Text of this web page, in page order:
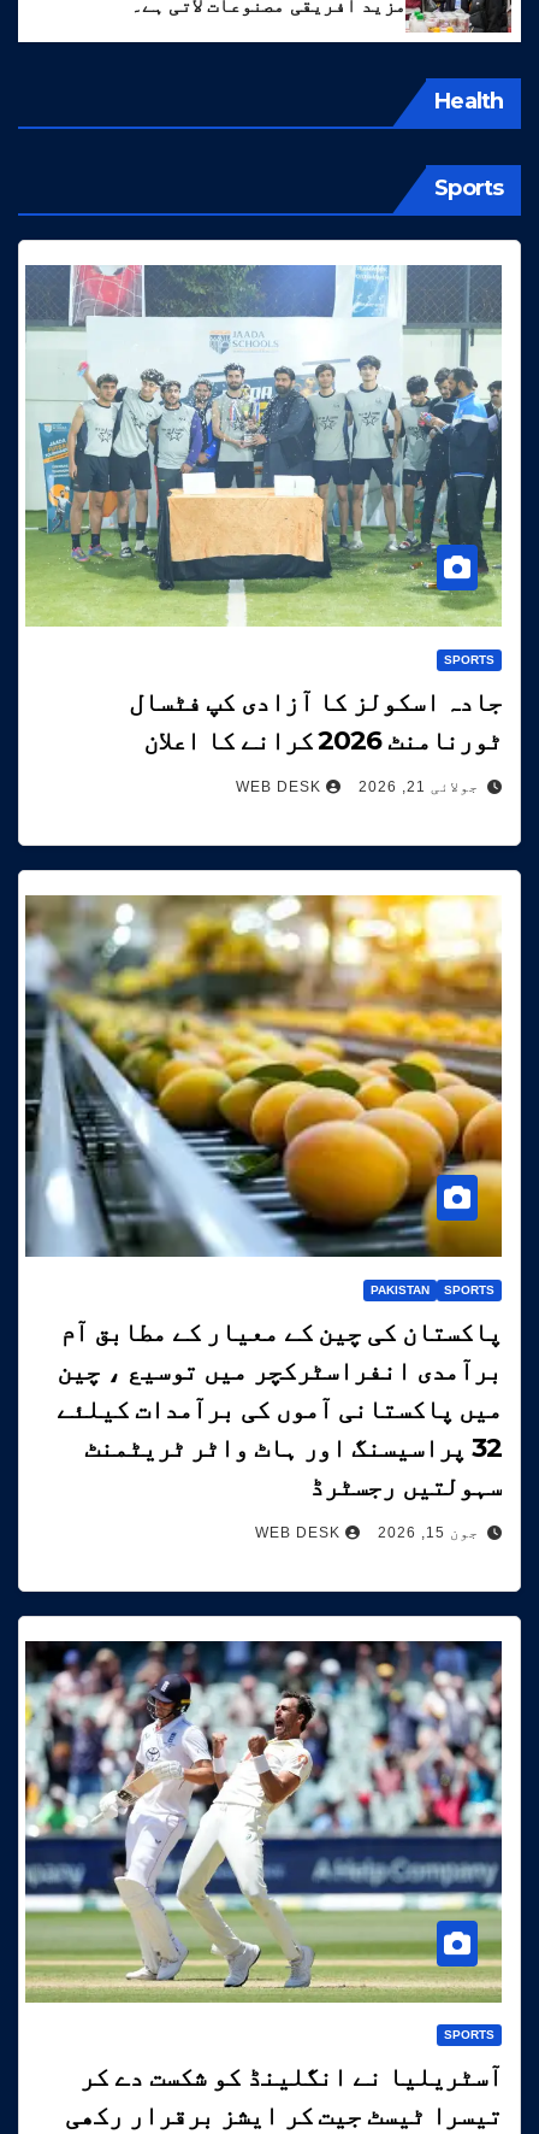
مزید افریقی مصنوعات لاتی ہے۔
Health
Sports
SPORTS
جادہ اسکولز کا آزادی کپ فٹسال
ٹورنامنٹ 2026 کرانے کا اعلان
جولائی 21, 2026 WEB DESK
SPORTS
PAKISTAN
پاکستان کی چین کے معیار کے مطابق آم
برآمدی انفراسٹرکچر میں توسیع ، چین
میں پاکستانی آموں کی برآمدات کیلئے
32 پراسیسنگ اور ہاٹ واٹر ٹریٹمنٹ
سہولتیں رجسٹرڈ
جون 15, 2026 WEB DESK
SPORTS
آسٹریلیا نے انگلینڈ کو شکست دے کر
تیسرا ٹیسٹ جیت کر ایشز برقرار رکھی